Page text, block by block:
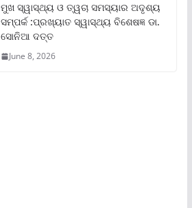
ମୁଖ ସ୍ୱାସ୍ଥ୍ୟ ଓ ତ୍ୱଚା ସମସ୍ୟାର ଅଦୃଶ୍ୟ
ସମ୍ପର୍କ :ପ୍ରଖ୍ୟାତ ସ୍ୱାସ୍ଥ୍ୟ ବିଶେଷଜ୍ଞ ଡା.
ସୋନିଆ ଦତ୍ତ
June 8, 2026